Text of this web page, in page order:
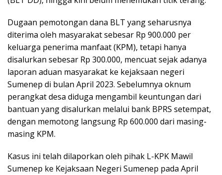
Dugaan pemotongan dana BLT yang seharusnya
diterima oleh masyarakat sebesar Rp 900.000 per
keluarga penerima manfaat (KPM), tetapi hanya
disalurkan sebesar Rp 300.000, mencuat sejak adanya
laporan aduan masyarakat ke kejaksaan negeri
Sumenep di bulan April 2023. Sebelumnya oknum
perangkat desa diduga mengambil keuntungan dari
bantuan yang disalurkan melalui bank BPRS setempat,
dengan memotong langsung Rp 600.000 dari masing-
masing KPM.
Kasus ini telah dilaporkan oleh pihak L-KPK Mawil
Sumenep ke Kejaksaan Negeri Sumenep pada April